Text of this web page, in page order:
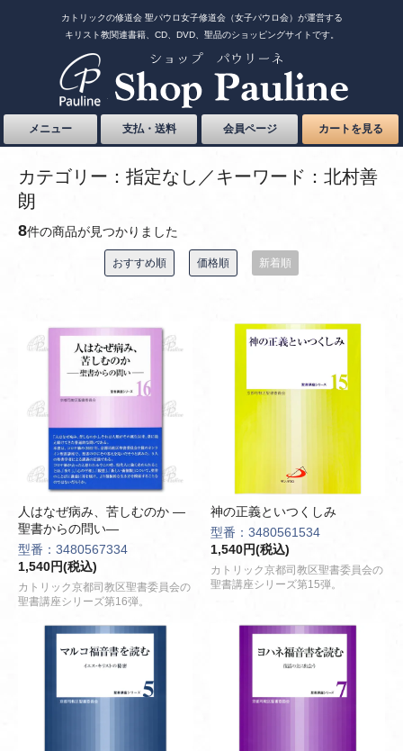
カトリックの修道会 聖パウロ女子修道会（女子パウロ会）が運営する
キリスト教関連書籍、CD、DVD、聖品のショッピングサイトです。
メニュー 支払・送料 会員ページ カートを見る
カテゴリー：指定なし／キーワード：北村善
朗
8件の商品が見つかりました
おすすめ順 価格順 新着順
人はなぜ病み、苦しむのか ―
聖書からの問い―
型番：3480567334
1,540円(税込)
カトリック京都司教区聖書委員会の
聖書講座シリーズ第16弾。
神の正義といつくしみ
型番：3480561534
1,540円(税込)
カトリック京都司教区聖書委員会の
聖書講座シリーズ第15弾。